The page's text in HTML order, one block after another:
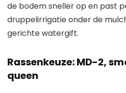
de bodem sneller op en past
druppelirrigatie onder de
gerichte watergift.
Rassenkeuze: MD-2,
queen